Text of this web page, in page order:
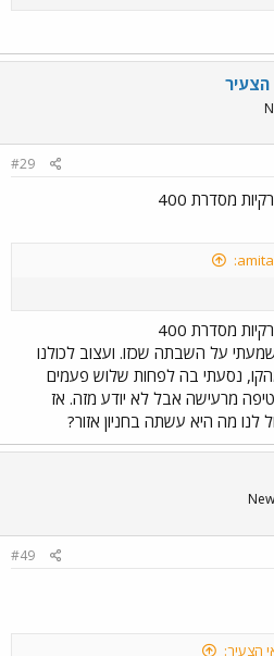
הצעיר
#29
מסדרת 400
מסדרת 400
על השבתה שכזו. ועצוב לכולנו
מהקו, נסעתי בה לפחות שלוש פעמים
טיפה מרעישה אבל לא יודע מזה. אז
#49
הצעיר: